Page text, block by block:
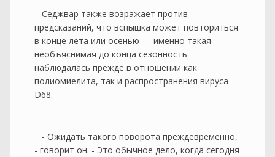
Седжвар также возражает против
предсказаний, что вспышка может повториться
в конце лета или осенью — именно такая
необъяснимая до конца сезонность
наблюдалась прежде в отношении как
полиомиелита, так и распространения вируса
D68.
- Ожидать такого поворота преждевременно,
- говорит он. - Это обычное дело, когда сегодня